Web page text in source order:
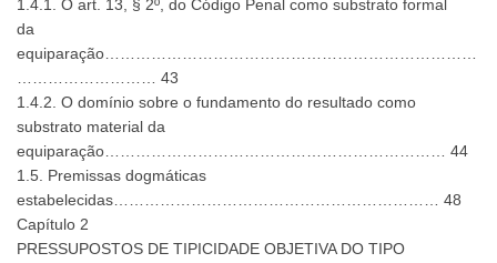
1.4.1. O art. 13, § 2º, do Código Penal como substrato formal
da
equiparação………………………………………………………………
……………………… 43
1.4.2. O domínio sobre o fundamento do resultado como
substrato material da
equiparação………………………………………………………… 44
1.5. Premissas dogmáticas
estabelecidas……………………………………………………… 48
Capítulo 2
PRESSUPOSTOS DE TIPICIDADE OBJETIVA DO TIPO